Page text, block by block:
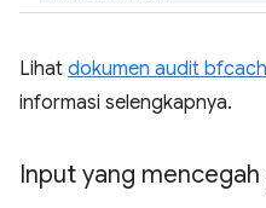
Lihat dokumen audit
informasi selengkapnya.
Input yang